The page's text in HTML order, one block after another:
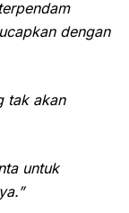
dengan
tak akan
untuk